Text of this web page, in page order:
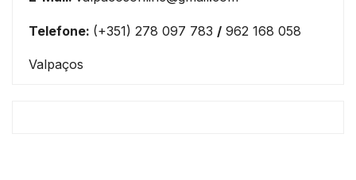
Telefone: (+351) 278 097 783 / 962 168 058
Valpaços